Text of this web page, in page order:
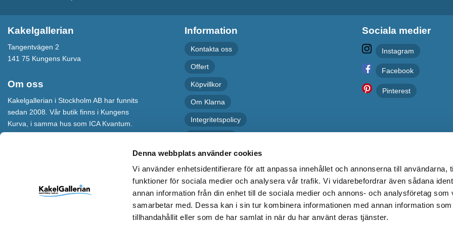
Denna webbplats använder cookies
Vi använder enhetsidentifierare för att anpassa innehållet och annonserna till användarna,
funktioner för sociala medier och analysera vår trafik. Vi vidarebefordrar även sådana
annan information från din enhet till de sociala medier och annons- och analysföretag som
samarbetar med. Dessa kan i sin tur kombinera informationen med annan information
tillhandahållit eller som de har samlat in när du har använt deras tjänster.
Kakelgallerian
Tangentvägen 2
141 75 Kungens Kurva
Om oss
Kakelgallerian i Stockholm AB har funnits
sedan 2008. Vår butik finns i Kungens
Kurva, i samma hus som ICA Kvantum.
kommer till vår butik eller besöker vår
webbshop ska bli inspirerade till nya och
Information
Kontakta oss
Offert
Köpvillkor
Om Klarna
Integritetspolicy
Sociala medier
Instagram
Facebook
Pinterest